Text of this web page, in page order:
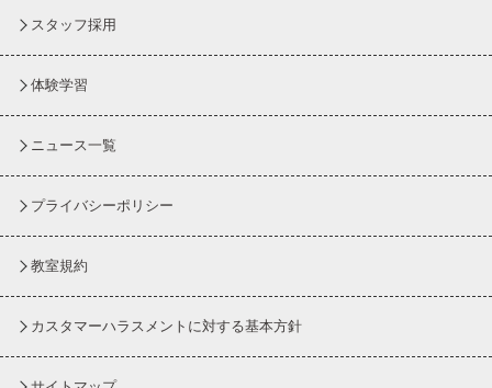
スタッフ採用
体験学習
ニュース一覧
プライバシーポリシー
教室規約
カスタマーハラスメントに対する基本方針